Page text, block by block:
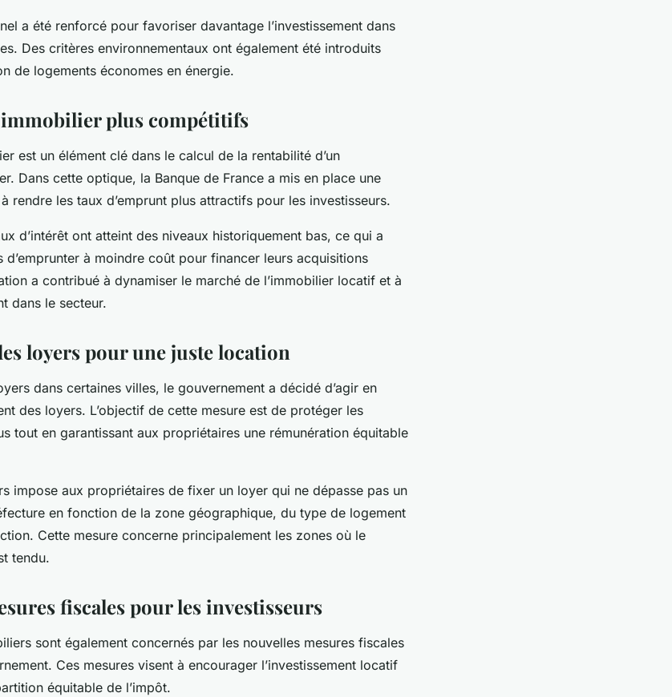
a été renforcé pour favoriser davantage l’investissement dans
Des critères environnementaux ont également été introduits
de logements économes en énergie.
immobilier plus compétitifs
est un élément clé dans le calcul de la rentabilité d’un
Dans cette optique, la Banque de France a mis en place une
rendre les taux d’emprunt plus attractifs pour les investisseurs.
d’intérêt ont atteint des niveaux historiquement bas, ce qui a
d’emprunter à moindre coût pour financer leurs acquisitions
a contribué à dynamiser le marché de l’immobilier locatif et à
dans le secteur.
loyers pour une juste location
dans certaines villes, le gouvernement a décidé d’agir en
des loyers. L’objectif de cette mesure est de protéger les
tout en garantissant aux propriétaires une rémunération équitable
impose aux propriétaires de fixer un loyer qui ne dépasse pas un
en fonction de la zone géographique, du type de logement
Cette mesure concerne principalement les zones où le
tendu.
fiscales pour les investisseurs
sont également concernés par les nouvelles mesures fiscales
Ces mesures visent à encourager l’investissement locatif
équitable de l’impôt.